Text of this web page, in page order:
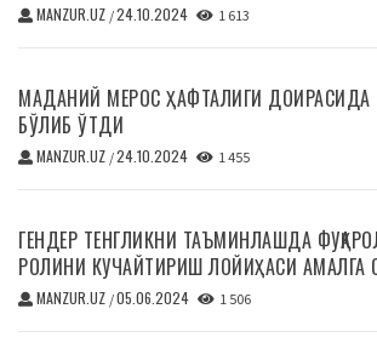
MANZUR.UZ /24.10.2024 1 613
МАДАНИЙ МЕРОС ҲАФТАЛИГИ ДОИРАСИДА
БЎЛИБ ЎТДИ
MANZUR.UZ /24.10.2024 1 455
ГЕНДЕР ТЕНГЛИКНИ ТАЪМИНЛАШДА
РОЛИНИ КУЧАЙТИРИШ ЛОЙИҲАСИ АМАЛГА
MANZUR.UZ /05.06.2024 1 506